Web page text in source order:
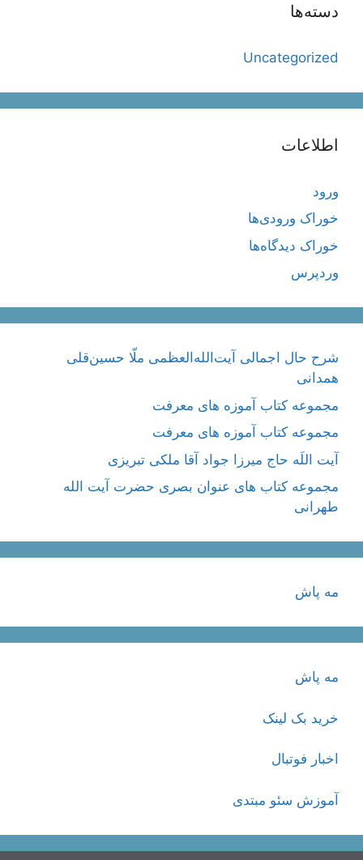
دسته‌ها
Uncategorized
اطلاعات
ورود
خوراک ورودی‌ها
خوراک دیدگاه‌ها
وردپرس
شرح حال اجمالی آیت‌الله‌العظمی ملّا حسین‌قلی
همدانی
مجموعه کتاب آموزه های معرفت
مجموعه کتاب آموزه های معرفت
آیت اللَه حاج میرزا جواد آقا ملکی تبریزی
مجموعه کتاب های عنوان بصری حضرت آیت الله
طهرانی
مه پاش
مه پاش
خرید بک لینک
اخبار فوتبال
آموزش سئو مبتدی